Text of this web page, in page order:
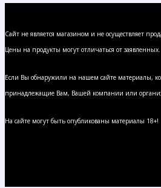
Сайт не является магазином и не осуществляет
Цены на продукты могут отличаться от заявленных.
Если Вы обнаружили на нашем сайте материалы,
принадлежащие Вам, Вашей компании или
На сайте могут быть опубликованы материалы 18+!